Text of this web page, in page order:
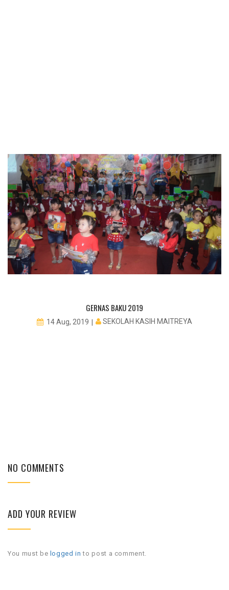
GERNAS BAKU 2019
14 Aug, 2019 SEKOLAH KASIH MAITREYA
NO COMMENTS
ADD YOUR REVIEW
You must be logged in to post a comment.